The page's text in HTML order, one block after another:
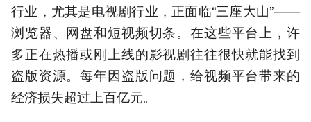
行业，尤其是电视剧行业，正面临“三座大山”——
浏览器、网盘和短视频切条。在这些平台上，许
多正在热播或刚上线的影视剧往往很快就能找到
盗版资源。每年因盗版问题，给视频平台带来的
经济损失超过上百亿元。